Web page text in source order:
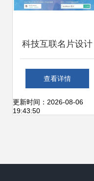
科技互联名片设计
打造专业个人形
象，赋能商业服务
查看详情
更新时间：2026-08-06
19:43:50